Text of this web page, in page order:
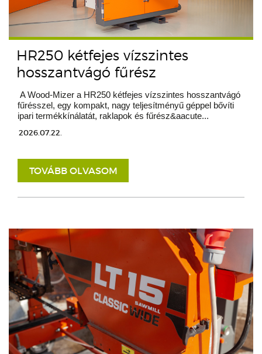
HR250 kétfejes vízszintes
hosszantvágó fűrész
A Wood-Mizer a HR250 kétfejes vízszintes hosszantvágó
fűrésszel, egy kompakt, nagy teljesítményű géppel bővíti
ipari termékkínálatát, raklapok és fűrész&aacute...
2026.07.22.
TOVÁBB OLVASOM